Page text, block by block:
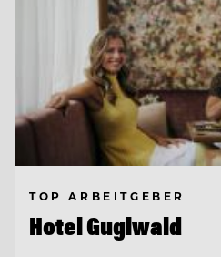
TOP ARBEITGEBER
Hotel Guglwald